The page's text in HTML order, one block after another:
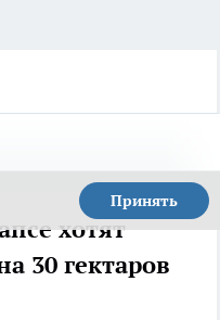
Принять
хотят
30 гектаров